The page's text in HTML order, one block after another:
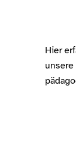
Hier